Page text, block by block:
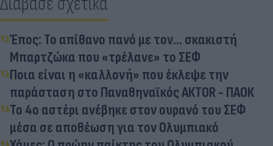
Έπος: Το απίθανο πανό με τον... σκακιστή
Μπαρτζώκα που «τρέλανε» το ΣΕΦ
Ποια είναι η «καλλονή» που έκλεψε την
παράσταση στο Παναθηναϊκός ΑΚΤΟR - ΠΑΟΚ
Το 4ο αστέρι ανέβηκε στον ουρανό του ΣΕΦ
μέσα σε αποθέωση για τον Ολυμπιακό